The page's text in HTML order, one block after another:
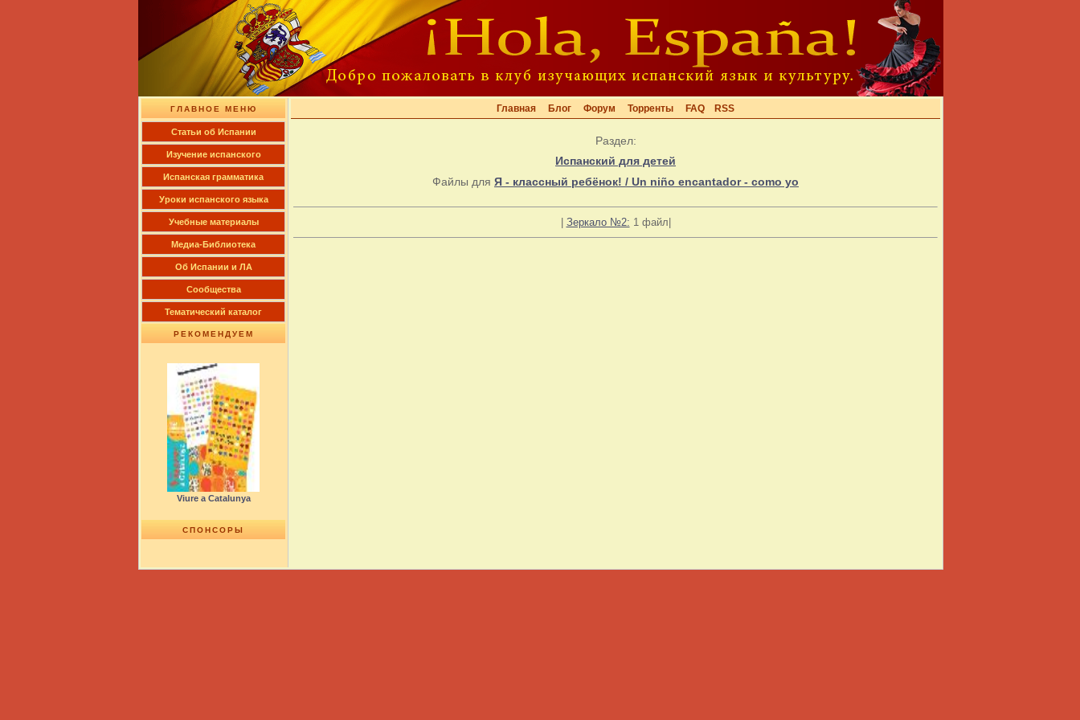
ГЛАВНОЕ МЕНЮ
Cтатьи об Испании
Изучение испанского
Испанская грамматика
Уроки испанского языка
Учебные материалы
Медиа-Библиотека
Об Испании и ЛА
Сообщества
Тематический каталог
РЕКОМЕНДУЕМ
Viure a Catalunya
СПОНСОРЫ
Главная Блог Форум Торренты FAQ RSS
Раздел:
Испанский для детей
Файлы для Я - классный ребёнок! / Un niño encantador - como yo
Зеркало №2: 1 файл|